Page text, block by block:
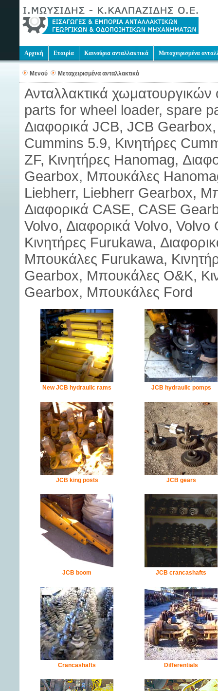
Αρχική Εταιρία Καινούρια ανταλλακτικά Μεταχειρισμένα
Μενού Μεταχειρισμένα ανταλλακτικά
Ανταλλακτικά
parts for wheel loader, spare
Διαφορικά JCB, JCB
Cummins 5.9, Κινητήρες
ZF, Κινητήρες Hanomag,
Gearbox, Μπουκάλες
Liebherr, Liebherr Gearbox,
Διαφορικά CASE, CASE
Volvo, Διαφορικά Volvo,
Κινητήρες Furukawa,
Μπουκάλες Furukawa,
Gearbox, Μπουκάλες O&K,
Gearbox, Μπουκάλες Ford
New JCB hydraulic rams JCB hydraulic pomps
JCB king posts JCB gears
JCB boom JCB crancashafts
Crancashafts Differentials